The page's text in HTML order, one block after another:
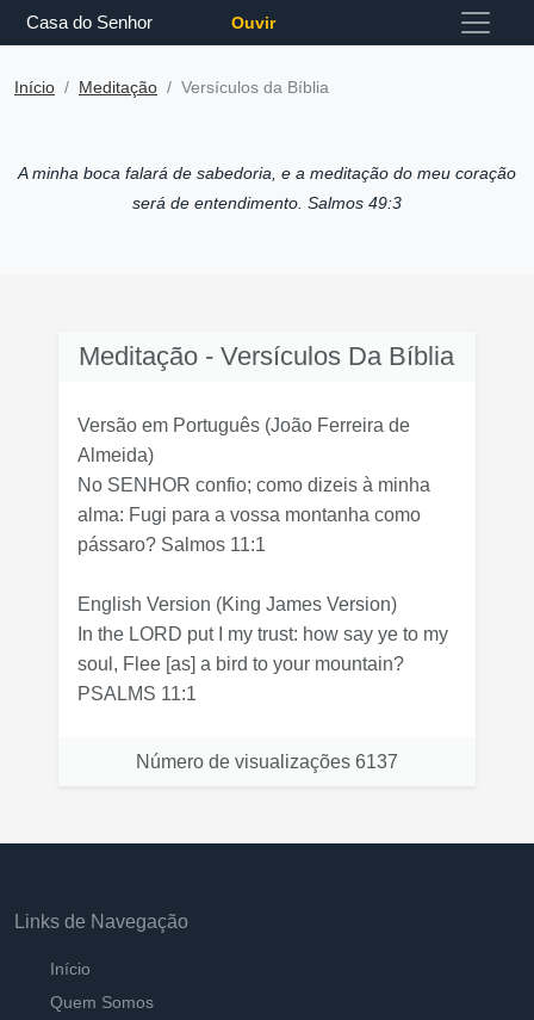
Casa do Senhor Ouvir
Início Meditação Versículos da Bíblia
A minha boca falará de sabedoria, e a meditação do meu coração
será de entendimento. Salmos 49:3
Meditação - Versículos Da Bíblia
Versão em Português (João Ferreira de
Almeida)
No SENHOR confio; como dizeis à minha
alma: Fugi para a vossa montanha como
pássaro? Salmos 11:1
English Version (King James Version)
In the LORD put I my trust: how say ye to my
soul, Flee [as] a bird to your mountain?
PSALMS 11:1
Número de visualizações 6137
Links de Navegação
Início
Quem Somos